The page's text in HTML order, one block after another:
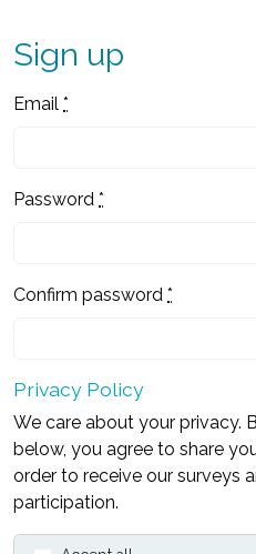
Sign up
Email *
Password *
Confirm password *
Privacy Policy
We care about your privacy.
below, you agree to share
order to receive our surveys
participation.